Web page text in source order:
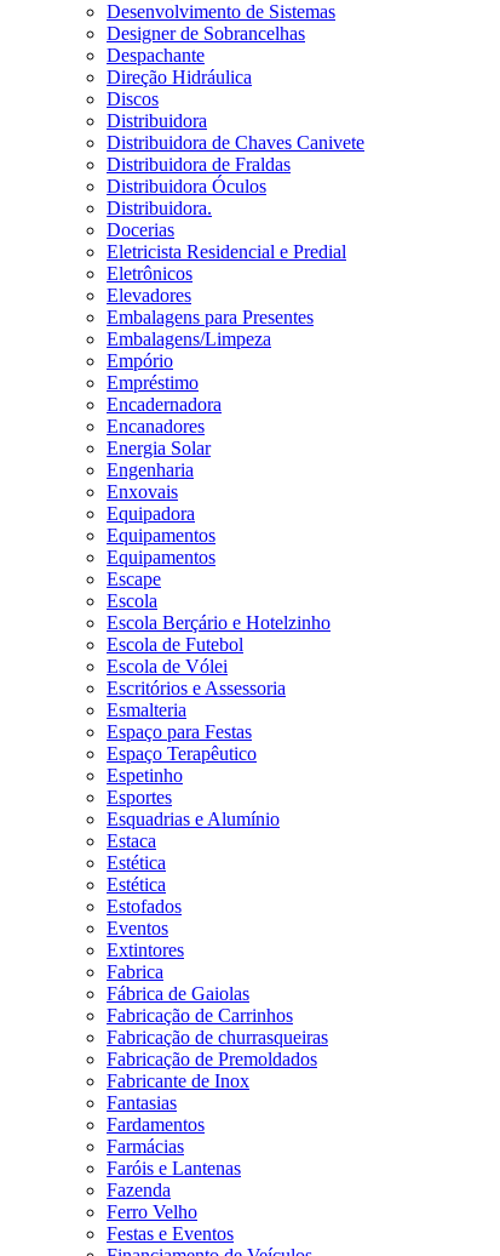
Desenvolvimento de Sistemas
Designer de Sobrancelhas
Despachante
Direção Hidráulica
Discos
Distribuidora
Distribuidora de Chaves Canivete
Distribuidora de Fraldas
Distribuidora Óculos
Distribuidora.
Docerias
Eletricista Residencial e Predial
Eletrônicos
Elevadores
Embalagens para Presentes
Embalagens/Limpeza
Empório
Empréstimo
Encadernadora
Encanadores
Energia Solar
Engenharia
Enxovais
Equipadora
Equipamentos
Equipamentos
Escape
Escola
Escola Berçário e Hotelzinho
Escola de Futebol
Escola de Vólei
Escritórios e Assessoria
Esmalteria
Espaço para Festas
Espaço Terapêutico
Espetinho
Esportes
Esquadrias e Alumínio
Estaca
Estética
Estética
Estofados
Eventos
Extintores
Fabrica
Fábrica de Gaiolas
Fabricação de Carrinhos
Fabricação de churrasqueiras
Fabricação de Premoldados
Fabricante de Inox
Fantasias
Fardamentos
Farmácias
Faróis e Lantenas
Fazenda
Ferro Velho
Festas e Eventos